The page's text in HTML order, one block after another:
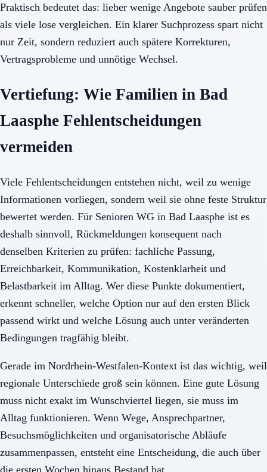
Praktisch bedeutet das: lieber wenige Angebote sauber prüfen
als viele lose vergleichen. Ein klarer Suchprozess spart nicht
nur Zeit, sondern reduziert auch spätere Korrekturen,
Vertragsprobleme und unnötige Wechsel.
Vertiefung: Wie Familien in Bad
Laasphe Fehlentscheidungen
vermeiden
Viele Fehlentscheidungen entstehen nicht, weil zu wenige
Informationen vorliegen, sondern weil sie ohne feste Struktur
bewertet werden. Für Senioren WG in Bad Laasphe ist es
deshalb sinnvoll, Rückmeldungen konsequent nach
denselben Kriterien zu prüfen: fachliche Passung,
Erreichbarkeit, Kommunikation, Kostenklarheit und
Belastbarkeit im Alltag. Wer diese Punkte dokumentiert,
erkennt schneller, welche Option nur auf den ersten Blick
passend wirkt und welche Lösung auch unter veränderten
Bedingungen tragfähig bleibt.
Gerade im Nordrhein-Westfalen-Kontext ist das wichtig, weil
regionale Unterschiede groß sein können. Eine gute Lösung
muss nicht exakt im Wunschviertel liegen, sie muss im
Alltag funktionieren. Wenn Wege, Ansprechpartner,
Besuchsmöglichkeiten und organisatorische Abläufe
zusammenpassen, entsteht eine Entscheidung, die auch über
die ersten Wochen hinaus Bestand hat.